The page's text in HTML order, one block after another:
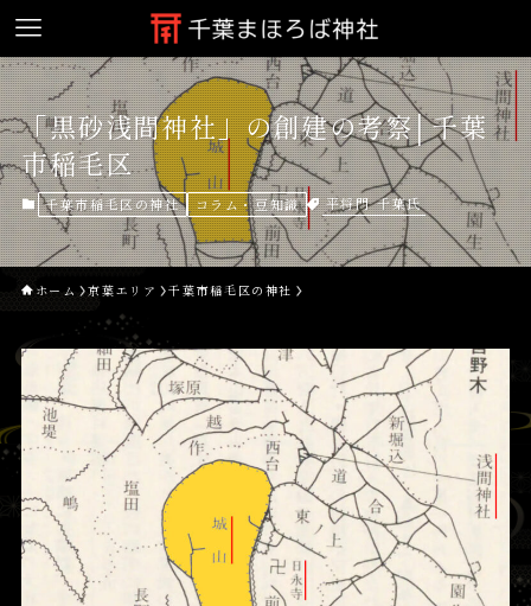
「黒砂浅間神社」の創建の考察│千葉
市稲毛区
千葉市稲毛区の神社 コラム・豆知識 平将門 千葉氏
ホーム 京葉エリア 千葉市稲毛区の神社